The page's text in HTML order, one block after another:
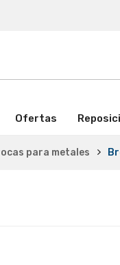
Ofertas
para metales